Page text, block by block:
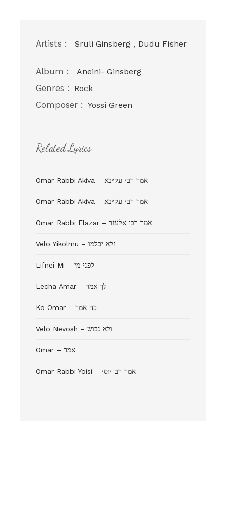
Artists : Sruli Ginsberg , Dudu Fisher
Album : Aneini- Ginsberg
Genres : Rock
Composer : Yossi Green
Related Lyrics
Omar Rabbi Akiva – אמר רבי עקיבא
Omar Rabbi Akiva – אמר רבי עקיבא
Omar Rabbi Elazar – אמר רבי אלעזר
Velo Yikolmu – ולא יכלמו
Lifnei Mi – לפני מי
Lecha Amar – לך אמר
Ko Omar – כה אמר
Velo Nevosh – ולא נבוש
Omar – אמר
Omar Rabbi Yoisi – אמר רב יוסי